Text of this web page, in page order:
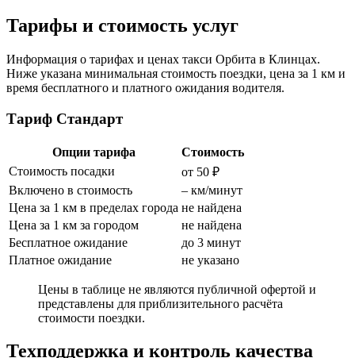
Тарифы и стоимость услуг
Информация о тарифах и ценах такси Орбита в Клинцах.
Ниже указана минимальная стоимость поездки, цена за 1 км и
время бесплатного и платного ожидания водителя.
Тариф Стандарт
Опции тарифа
Стоимость
Стоимость посадки
от 50 ₽
Включено в стоимость
– км/минут
Цена за 1 км в пределах города не найдена
Цена за 1 км за городом
не найдена
Бесплатное ожидание
до 3 минут
Платное ожидание
не указано
Цены в таблице не являются публичной офертой и
представлены для приблизительного расчёта
стоимости поездки.
Техподдержка и контроль качества